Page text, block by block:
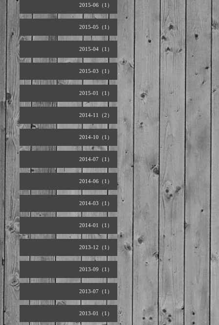
2015-06（1）
2015-05（1）
2015-04（1）
2015-03（1）
2015-01（1）
2014-11（2）
2014-10（1）
2014-07（1）
2014-06（1）
2014-03（1）
2014-01（1）
2013-12（1）
2013-09（1）
2013-07（1）
2013-01（1）